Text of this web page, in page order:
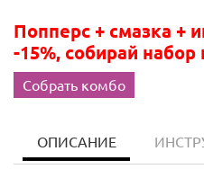
Попперс + смазка +
-15%, собирай набор
Собрать комбо
ОПИСАНИЕ